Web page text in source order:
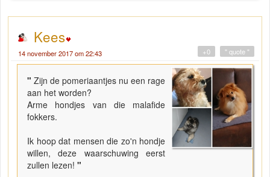
Kees
14 november 2017 om 22:43 " quote "
+0
"Zijn de pomeriaantjes nu een rage
aan het worden?
Arme hondjes van die malafide
fokkers.
Ik hoop dat mensen die zo'n hondje
willen, deze waarschuwing eerst
zullen lezen! "